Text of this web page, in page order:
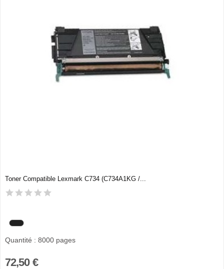
Toner Compatible Lexmark C734 (C734A1KG /...
Quantité : 8000 pages
72,50 €